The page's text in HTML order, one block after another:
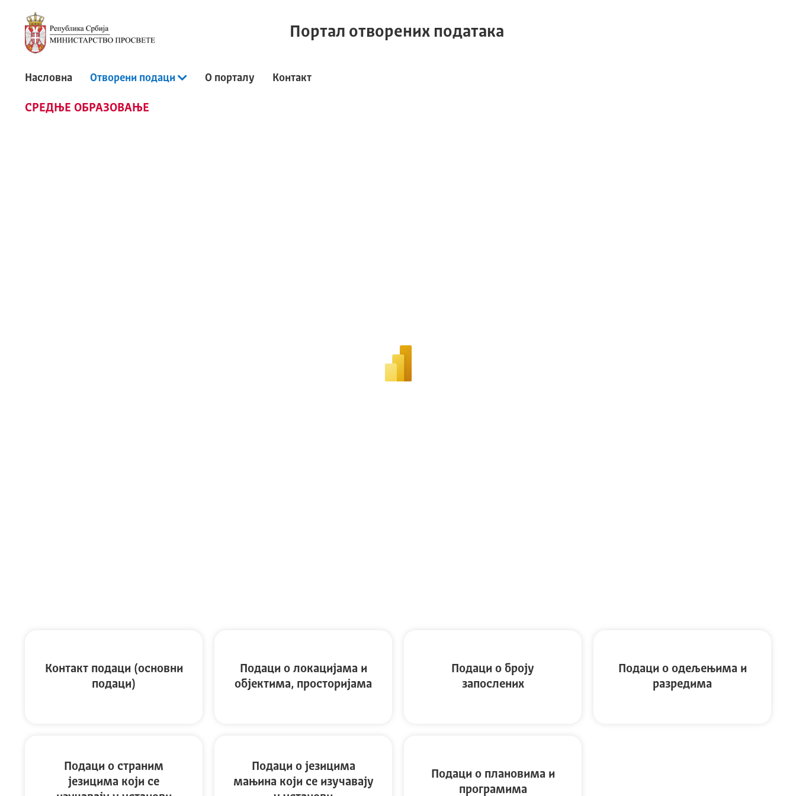
Портал отворених података
Портал отворених података
Насловна Отворени подаци О порталу Контакт
СРЕДЊЕ ОБРАЗОВАЊЕ
Контакт подаци (основни
подаци)
Подаци о локацијама и
објектима, просторијама
Подаци о броју
запослених
Подаци о одељењима и
разредима
Подаци о страним
језицима који се
Подаци о језицима
мањина који се изучавају
Подаци о плановима и
програмима